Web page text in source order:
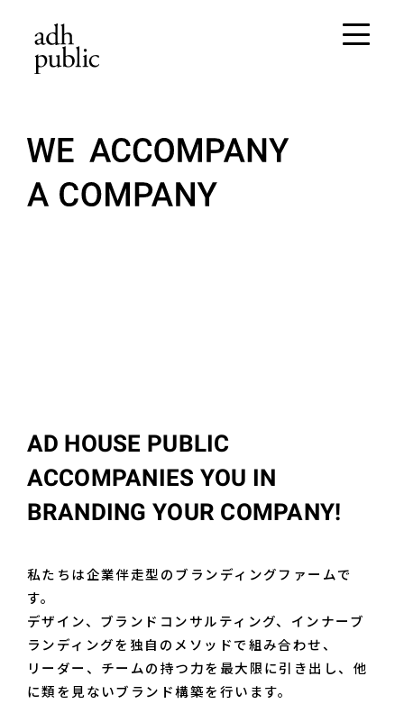
AD HOUSE PUBLIC
ACCOMPANIES YOU IN
BRANDING YOUR COMPANY!
私たちは企業伴走型のブランディングファームで
す。
デザイン、ブランドコンサルティング、インナーブ
ランディングを独自のメソッドで組み合わせ、
リーダー、チームの持つ力を最大限に引き出し、他
に類を見ないブランド構築を行います。